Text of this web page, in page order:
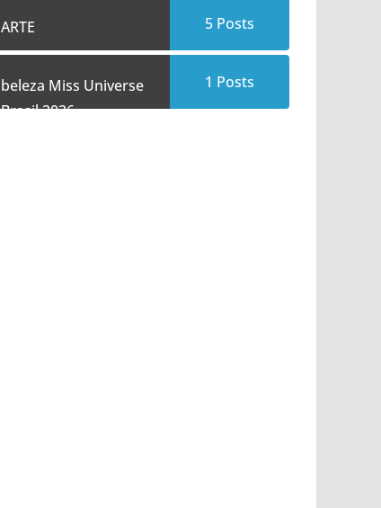
ARTE 5 Posts
beleza Miss Universe
Brasil 2026
1 Posts